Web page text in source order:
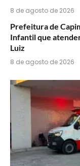
8 de agosto de 2026
Prefeitura de
Infantil que
Luiz
8 de agosto de 2026